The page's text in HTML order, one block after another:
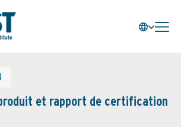
et rapport de certification